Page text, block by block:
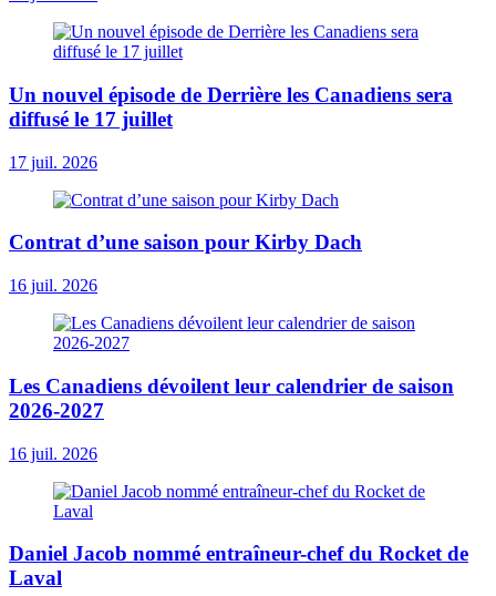
Un nouvel épisode de Derrière les Canadiens sera
diffusé le 17 juillet
17 juil. 2026
Contrat d’une saison pour Kirby Dach
16 juil. 2026
Les Canadiens dévoilent leur calendrier de saison
2026-2027
16 juil. 2026
Daniel Jacob nommé entraîneur-chef du Rocket de
Laval